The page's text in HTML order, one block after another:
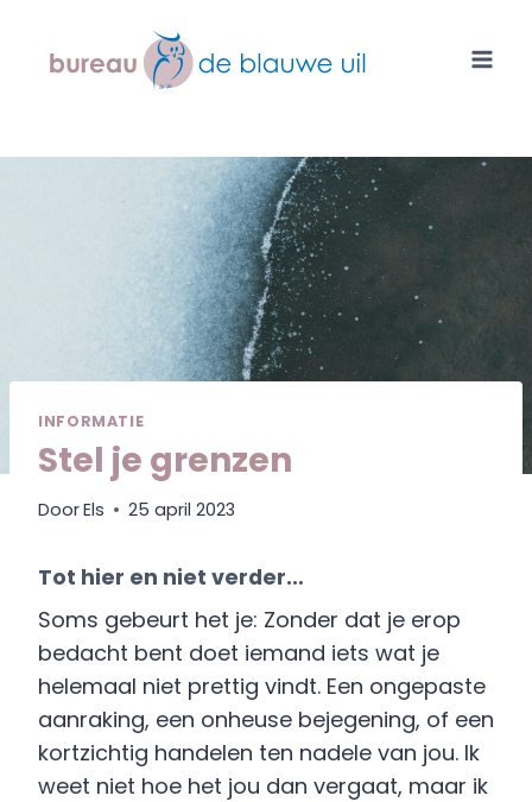
inhoud
INFORMATIE
Stel je grenzen
DoorEls 25 april 2023
Tot hier en niet verder…
Soms gebeurt het je: Zonder dat je erop
bedacht bent doet iemand iets wat je
helemaal niet prettig vindt. Een ongepaste
aanraking, een onheuse bejegening, of een
kortzichtig handelen ten nadele van jou. Ik
weet niet hoe het jou dan vergaat, maar ik